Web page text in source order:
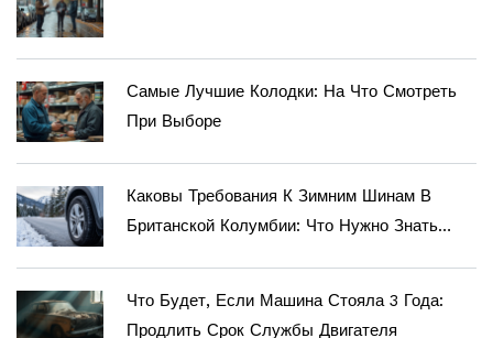
Самые Лучшие Колодки: На Что Смотреть
При Выборе
Каковы Требования К Зимним Шинам В
Британской Колумбии: Что Нужно Знать
Что Будет, Если Машина Стояла 3 Года:
Продлить Срок Службы Двигателя